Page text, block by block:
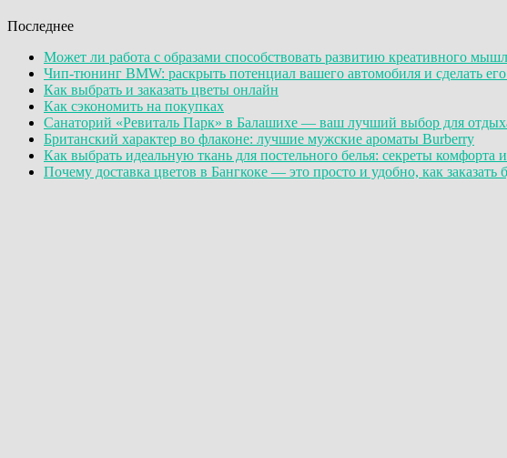
Последнее
Может ли работа с образами способствовать развитию креативного
Чип-тюнинг BMW: раскрыть потенциал вашего автомобиля и сделать
Как выбрать и заказать цветы онлайн
Как сэкономить на покупках
Санаторий «Ревиталь Парк» в Балашихе — ваш лучший выбор для
Британский характер во флаконе: лучшие мужские ароматы Burberry
Как выбрать идеальную ткань для постельного белья: секреты комфорта
Почему доставка цветов в Бангкоке — это просто и удобно, как заказать